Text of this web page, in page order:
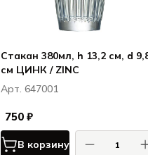
Стакан 380мл, h 13,2 см, d
см ЦИНК / ZINC
Арт. 647001
750 ₽
В корзину